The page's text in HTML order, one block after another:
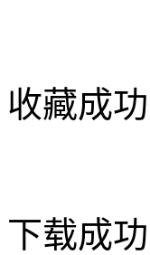
收藏成功
下载成功